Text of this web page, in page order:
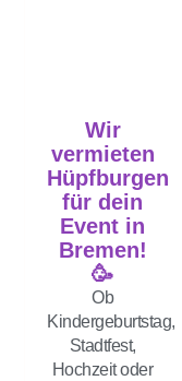
Wir
vermieten
Hüpfburgen
für dein
Event in
Bremen!
🥳
Ob
Kindergeburtstag,
Stadtfest,
Hochzeit oder